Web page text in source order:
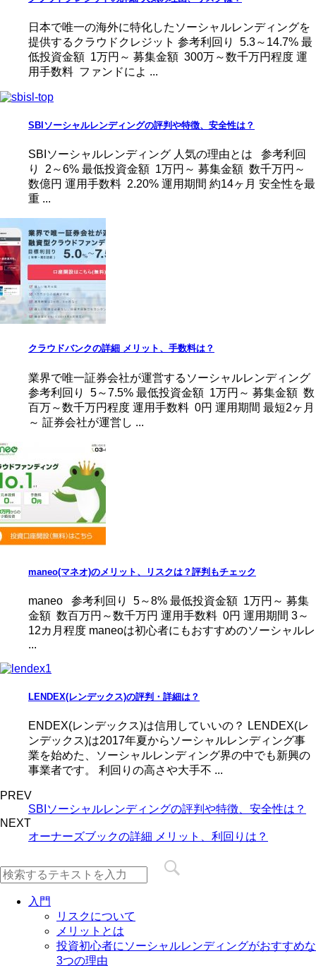
日本で唯一の海外に特化したソーシャルレンディングを
提供するクラウドクレジット 参考利回り 5.3～14.7% 最
低投資金額 1万円～ 募集金額 300万～数千万円程度 運
用手数料 ファンドによ ...
SBIソーシャルレンディングの評判や特徴、安全性は？
SBIソーシャルレンディング 人気の理由とは 参考利回
り 2～6% 最低投資金額 1万円～ 募集金額 数千万円～
数億円 運用手数料 2.20% 運用期間 約14ヶ月 安全性を最
重 ...
クラウドバンクの詳細 メリット、手数料は？
業界で唯一証券会社が運営するソーシャルレンディング
参考利回り 5～7.5% 最低投資金額 1万円～ 募集金額 数
百万～数千万円程度 運用手数料 0円 運用期間 最短2ヶ月
～ 証券会社が運営し ...
maneo(マネオ)のメリット、リスクは？評判もチェック
maneo 参考利回り 5～8% 最低投資金額 1万円～ 募集
金額 数百万円～数千万円 運用手数料 0円 運用期間 3～
12カ月程度 maneoは初心者にもおすすめのソーシャルレ
...
LENDEX(レンデックス)の評判・詳細は？
ENDEX(レンデックス)は信用していいの？ LENDEX(レ
ンデックス)は2017年夏からソーシャルレンディング事
業を始めた、ソーシャルレンディング界の中でも新興の
事業者です。 利回りの高さや大手不 ...
PREV
SBIソーシャルレンディングの評判や特徴、安全性は？
NEXT
オーナーズブックの詳細 メリット、利回りは？
入門
リスクについて
メリットとは
投資初心者にソーシャルレンディングがおすすめな
3つの理由